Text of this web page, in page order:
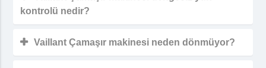
kontrolü nedir?
Vaillant Çamaşır makinesi neden dönmüyor?